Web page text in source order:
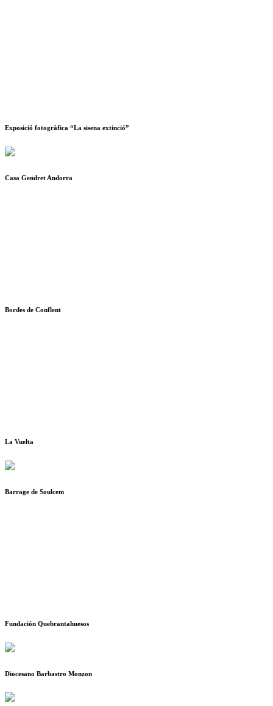
Exposició fotogràfica “La sisena extinció”
Casa Gendret Andorra
Bordes de Conflent
La Vuelta
Barrage de Soulcem
Fundación Quebrantahuesos
Diocesano Barbastro Monzon